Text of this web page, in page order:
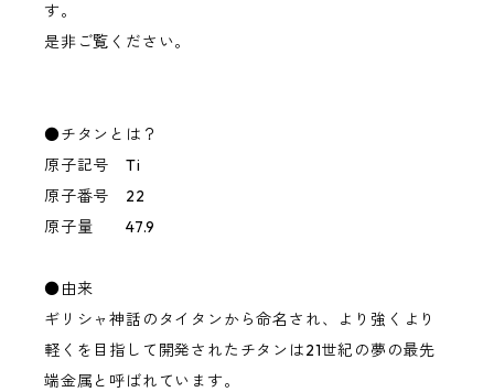
す。
是非ご覧ください。
●チタンとは？
原子記号 Ti
原子番号 22
原子量 47.9
●由来
ギリシャ神話のタイタンから命名され、より強くより
軽くを目指して開発されたチタンは21世紀の夢の最先
端金属と呼ばれています。